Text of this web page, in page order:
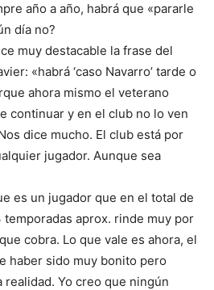
año a año, habrá que «pararle
día no?
muy destacable la frase del
«habrá ‘caso Navarro’ tarde o
ahora mismo el veterano
continuar y en el club no lo ven
dice mucho. El club está por
jugador. Aunque sea
es un jugador que en el total de
temporadas aprox. rinde muy por
cobra. Lo que vale es ahora, el
haber sido muy bonito pero
realidad. Yo creo que ningún